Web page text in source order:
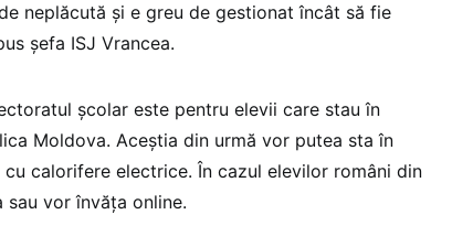
neplăcută și e greu de gestionat încât să fie
șefa ISJ Vrancea.
școlar este pentru elevii care stau în
Moldova. Aceștia din urmă vor putea sta în
cu calorifere electrice. În cazul elevilor români din
vor învăța online.